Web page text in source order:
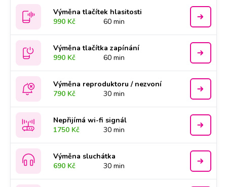
Výměna tlačítek hlasitosti
990 Kč
60 min
Výměna tlačítka zapínání
990 Kč
60 min
Výměna reproduktoru / nezvoní
790 Kč
30 min
Nepřijímá wi-fi signál
1750 Kč
30 min
Výměna sluchátka
690 Kč
30 min